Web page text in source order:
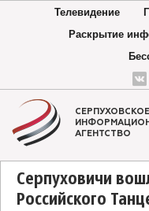
Телевидение
Раскрытие
СЕРПУХОВСКОЕ
АГЕНТСТВО
Серпуховичи
Российского